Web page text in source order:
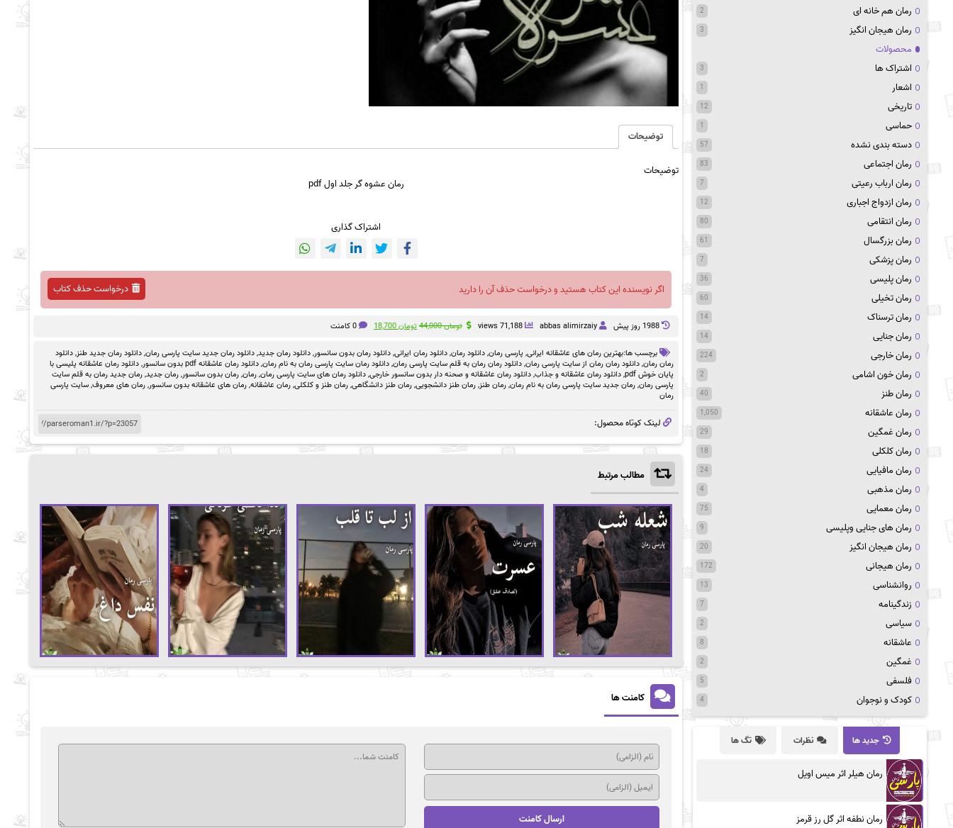
توضیحات
توضیحات
رمان عشوه گر جلد اول pdf
اشتراک گذاری
اگر نویسنده این کتاب هستید و درخواست حذف آن را دارید درخواست حذف کتاب
1988 روز پيش abbas alimirzaiy
71,188 views تومان44,000
قیمت
بود.
تومان
قیمت
است.
0 کامنت
برچسب ها:بهترین رمان های عاشقانه ایرانی, پارسی رمان,دانلود رمان,دانلود رمان ایرانی,دانلود رمان بدون سانسور,دانلود رمان جدید,دانلود رمان جدید سایت پارسی رمان,دانلود رمان جدید طنز,دانلود
رمان رمان,دانلود رمان رمان از سایت پارسی رمان,دانلود رمان رمان به قلم سایت پارسی رمان,دانلود رمان سایت پارسی رمان به نام رمان,دانلود رمان عاشقانه pdf بدون سانسور ,دانلود رمان عاشقانه پلیسی با
پایان خوش pdf
,دانلود رمان عاشقانه و جذاب,دانلود رمان عاشقانه و صحنه دار بدون سانسور خارجی,دانلود رمان های سایت پارسی رمان,رمان,رمان بدون سانسور,رمان جدید,رمان جدید رمان به قلم سایت
پارسی رمان,رمان جدید سایت پارسی رمان به نام رمان,رمان طنز,رمان طنز دانشجویی,رمان طنز دانشگاهی,رمان طنز و کلکلی,رمان عاشقانه,رمان های عاشقانه بدون سانسور,رمان های معروف,سایت پارسی
رمان
لینک کوتاه محصول:
مطالب مرتبط
کامنت ها
رمان هم خانه ای 2
رمان هیجان انگیز 3
محصولات
اشتراک ها
3
اشعار 1
تاریخی 12
حماسی 1
دسته بندی نشده 57
رمان اجتماعی 83
رمان ارباب رعیتی 7
رمان ازدواج اجباری 12
رمان انتقامی 80
رمان بزرگسال 61
رمان پزشکی 7
رمان پلیسی 36
رمان تخیلی 60
رمان ترسناک 14
رمان جنایی 14
رمان خارجی 224
رمان خون اشامی 2
رمان طنز 40
رمان عاشقانه 1,050
رمان غمگین 29
رمان کلکلی 18
رمان مافیایی 24
رمان مذهبی 4
رمان معمایی 75
رمان های جنایی وپلیسی 9
رمان هیجان انگیز 20
رمان هیجانی 172
روانشناسی 13
زندگینامه 7
سیاسی 2
عاشقانه 8
غمگین 2
فلسفی 5
کودک و نوجوان 4
جدید ها نظرات تگ ها
رمان هیلر اثر میس اویل
رمان نطفه اثر گل رز قرمز